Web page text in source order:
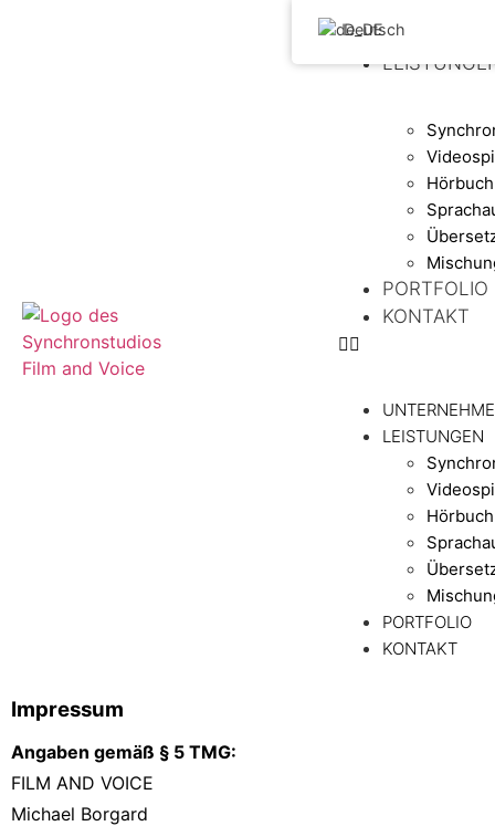
Hörbuch
PORTFOLIO
KONTAKT
LEISTUNGEN
Hörbuch
PORTFOLIO
KONTAKT
Impressum
Angaben gemäß § 5 TMG:
FILM AND VOICE
Michael Borgard
Deutsch